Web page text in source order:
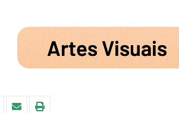
Artes Visuais